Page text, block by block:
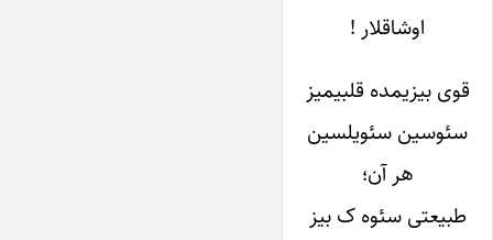
اوشاقلار !
قوی بیزیمده قلبیمیز
سئوسین سئویلسین
هر آن؛
طبیعتی سئوه ک بیز